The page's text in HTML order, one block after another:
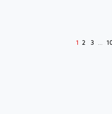
1 2 3 …